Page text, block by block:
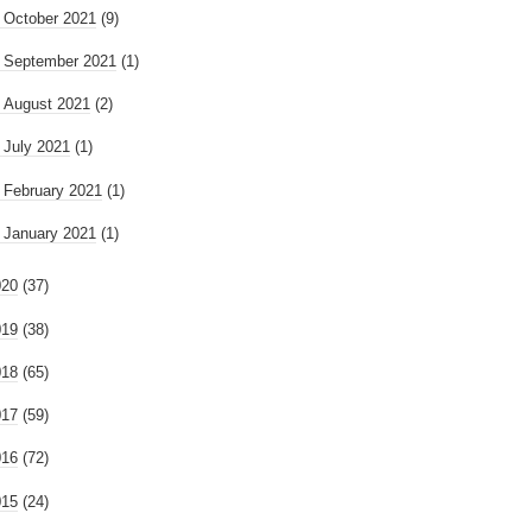
October 2021 (9)
September 2021 (1)
August 2021 (2)
July 2021 (1)
February 2021 (1)
January 2021 (1)
(37)
(38)
(65)
(59)
(72)
(24)